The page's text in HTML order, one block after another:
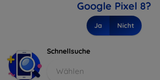
Google Pixel 8?
Ja Nicht
Schnellsuche
Wählen